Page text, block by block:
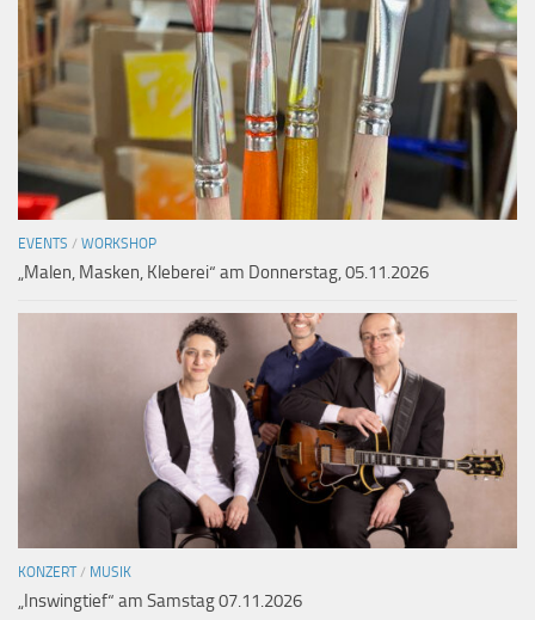
EVENTS / WORKSHOP
„Malen, Masken, Kleberei“ am Donnerstag, 05.11.2026
KONZERT/ MUSIK
„Inswingtief“ am Samstag 07.11.2026